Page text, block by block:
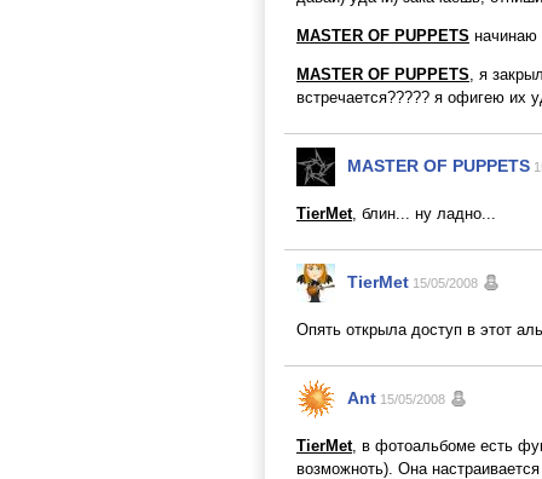
MASTER OF PUPPETS начинаю
MASTER OF PUPPETS, я
встречается????? я офигею их
MASTER OF PUPPETS
TierMet, блин... ну ладно...
TierMet 15/05/2008
Опять открыла доступ в этот
Ant 15/05/2008
TierMet, в фотоальбоме есть
возможноть). Она